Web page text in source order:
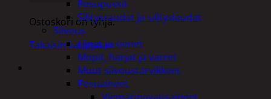
Ostoskori on tyhjä.
Takaisin kauppaan
Pesupussit
Silitysraudat ja silityslaudat
Siivous
Liinat ja sienet
Mopit, harjat ja varret
Muut siivoustarvikkeet
Pesuaineet